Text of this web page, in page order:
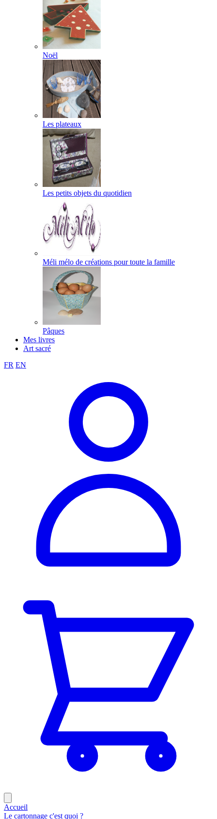
Noël
Les plateaux
Les petits objets du quotidien
Méli mélo de créations pour toute la famille
Pâques
Mes livres
Art sacré
FR EN
Accueil
Le cartonnage c'est quoi ?